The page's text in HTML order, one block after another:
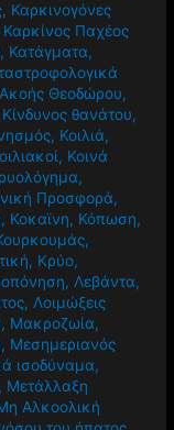
, Καρκινογόνες
Καρκίνος Παχέος
, Κατάγματα,
Θεοδώρου,
Κίνδυνος θανάτου,
, Κοιλιά,
, Κοινά
,
Προσφορά,
, Κοκαϊνη, Κόπωση,
,
, Κρύο,
,Λεβάντα,
,Λοιμώξεις
, Μακροζωία,
, Μεσημεριανός
ισοδύναμα,
, Μετάλλαξη
Αλκοολική